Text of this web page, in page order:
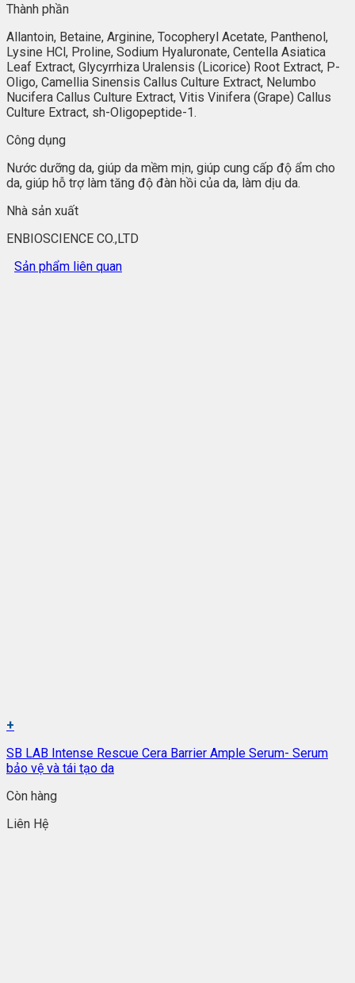
Thành phần
Allantoin, Betaine, Arginine, Tocopheryl Acetate, Panthenol,
Lysine HCl, Proline, Sodium Hyaluronate, Centella Asiatica
Leaf Extract, Glycyrrhiza Uralensis (Licorice) Root Extract, P-
Oligo, Camellia Sinensis Callus Culture Extract, Nelumbo
Nucifera Callus Culture Extract, Vitis Vinifera (Grape) Callus
Culture Extract, sh-Oligopeptide-1.
Công dụng
Nước dưỡng da, giúp da mềm mịn, giúp cung cấp độ ẩm cho
da, giúp hỗ trợ làm tăng độ đàn hồi của da, làm dịu da.
Nhà sản xuất
ENBIOSCIENCE CO.,LTD
Sản phẩm liên quan
+
SB LAB Intense Rescue Cera Barrier Ample Serum- Serum
bảo vệ và tái tạo da
Còn hàng
Liên Hệ